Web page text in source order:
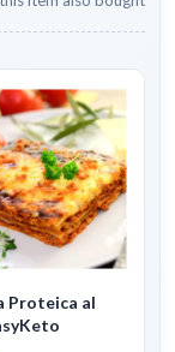
Proteica al